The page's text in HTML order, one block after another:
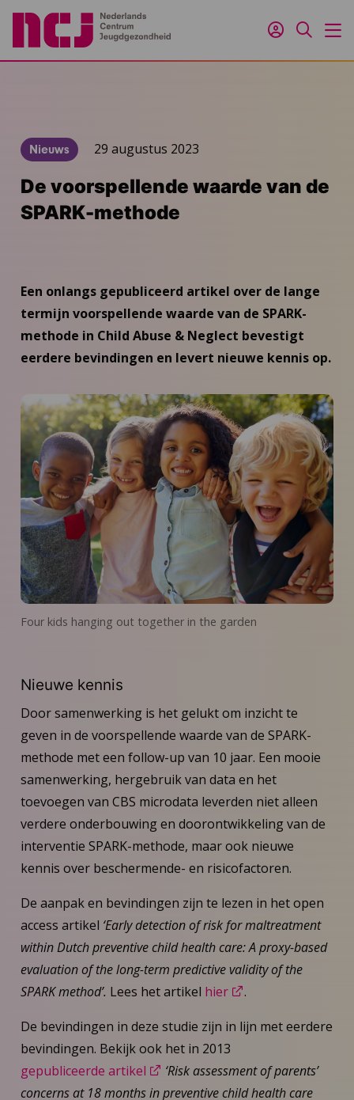
Inloggen
Zoeken
Nieuws 29 augustus 2023
De voorspellende waarde van de
SPARK-methode
Een onlangs gepubliceerd artikel over de lange
termijn voorspellende waarde van de SPARK-
methode in Child Abuse & Neglect bevestigt
eerdere bevindingen en levert nieuwe kennis op.
Four kids hanging out together in the garden
Nieuwe kennis
Door samenwerking is het gelukt om inzicht te
geven in de voorspellende waarde van de SPARK-
methode met een follow-up van 10 jaar. Een mooie
samenwerking, hergebruik van data en het
toevoegen van CBS microdata leverden niet alleen
verdere onderbouwing en doorontwikkeling van de
interventie SPARK-methode, maar ook nieuwe
kennis over beschermende- en risicofactoren.
De aanpak en bevindingen zijn te lezen in het open
access artikel ‘Early detection of risk for maltreatment
within Dutch preventive child health care: A proxy-based
evaluation of the long-term predictive validity of the
SPARK method’. Lees het artikel hier
.
De bevindingen in deze studie zijn in lijn met eerdere
bevindingen. Bekijk ook het in 2013
gepubliceerde artikel
‘Risk assessment of parents’
concerns at 18 months in preventive child health care